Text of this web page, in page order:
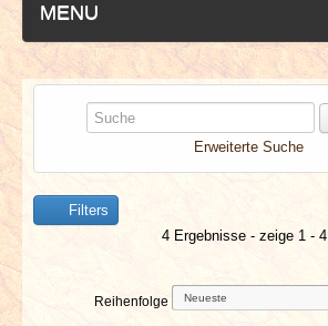
MENU
NEUESTE ARTIKEL
NEWS & DATES
BERICHTE
VERLOSUNGEN
Erweiterte Suche
Filters
4 Ergebnisse - zeige 1 - 4
Reihenfolge